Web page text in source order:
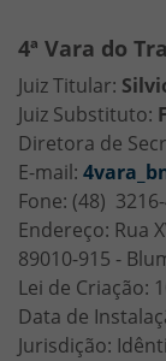
4ª Vara do
Juiz Titular:
Juiz Substituto:
Diretora de
E-mail:
Fone: (48)
Endereço: Rua
89010-915 -
Lei de Criação:
Data de
Jurisdição: